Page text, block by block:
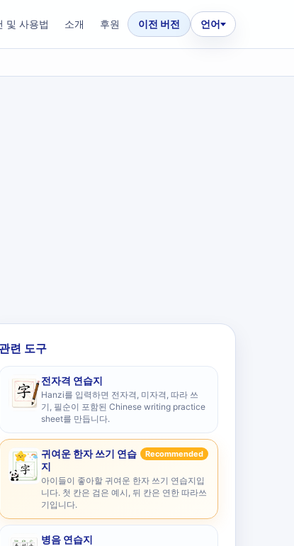
및 사용법 소개 후원 이전 버전 언어
관련 도구
전자격 연습지
Hanzi를 입력하면 전자격, 미자격, 따라 쓰
기, 필순이 포함된 Chinese writing practice
sheet를 만듭니다.
귀여운 한자 쓰기 연습
지
Recommended
아이들이 좋아할 귀여운 한자 쓰기 연습지입
니다. 첫 칸은 검은 예시, 뒤 칸은 연한 따라쓰
기입니다.
병음 연습지